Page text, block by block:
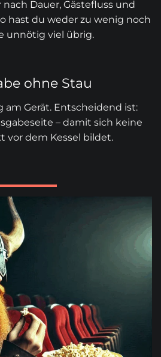
Dauer, Gästefluss und
hast du weder zu wenig noch
unnötig viel übrig.
ohne Stau
am Gerät. Entscheidend ist:
– damit sich keine
vor dem Kessel bildet.